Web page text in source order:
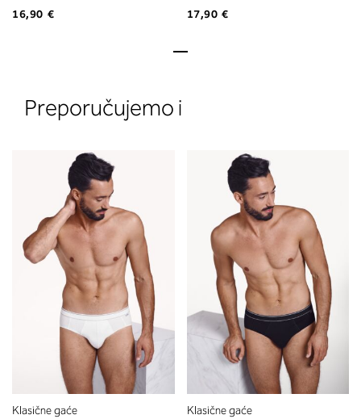
16,90 €
17,90 €
Preporučujemo i
Klasične gaće
Klasične gaće
2. Prsni obseg
Izmerite prsni obseg. Šiviljski
položite čez hrbet v višini
izreza in čez prsi, v višini bradavic
vdolbine med prsmi. V razdelku 2.
boste prebrali, katera globina
ustreza vaši meri (A, B …) – iščite v
stolpcu, ki ste ga določili s
obsegom.